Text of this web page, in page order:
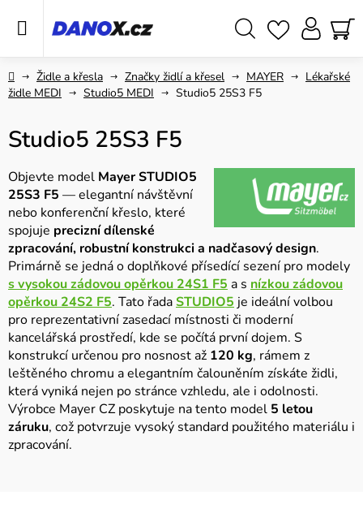
DomůŽidle a křesla Značky židlí a křesel MAYER
Lékařské
židle MEDI
Studio5 MEDI Studio5 25S3 F5
Studio5 25S3 F5
Objevte model Mayer STUDIO5
25S3 F5 — elegantní návštěvní
nebo konferenční křeslo, které
spojuje precizní dílenské
zpracování, robustní konstrukci a nadčasový design.
Primárně se jedná o doplňkové přísedící sezení pro modely
s vysokou zádovou opěrkou 24S1 F5 a s nízkou zádovou
opěrkou 24S2 F5. Tato řadaSTUDIO5 je ideální volbou
pro reprezentativní zasedací místnosti či moderní
kancelářská prostředí, kde se počítá první dojem. S
konstrukcí určenou pro nosnost až 120 kg, rámem z
leštěného chromu a elegantním čalouněním získáte židli,
která vyniká nejen po stránce vzhledu, ale i odolnosti.
Výrobce Mayer CZ poskytuje na tento model 5 letou
záruku, což potvrzuje vysoký standard použitého materiálu i
zpracování.